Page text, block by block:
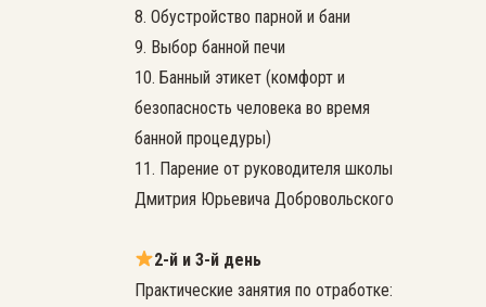
8. Обустройство парной и бани
9. Выбор банной печи
10. Банный этикет (комфорт и
безопасность человека во время
банной процедуры)
11. Парение от руководителя школы
Дмитрия Юрьевича Добровольского
2-й и 3-й день
Практические занятия по отработке: